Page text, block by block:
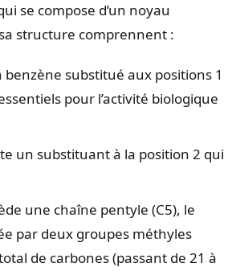
se compose d’un noyau
structure comprennent :
substitué aux positions 1
pour l’activité biologique
un substituant à la position 2 qui
une chaîne pentyle (C5), le
par deux groupes méthyles
de carbones (passant de 21 à